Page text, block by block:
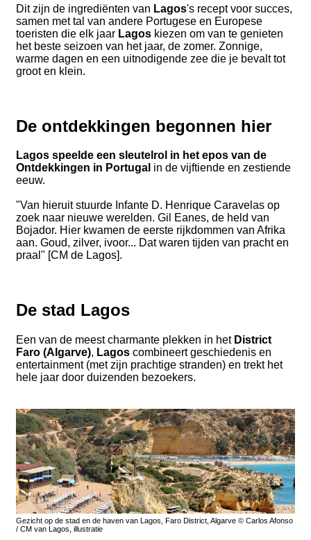
Dit zijn de ingrediënten van Lagos's recept voor succes,
samen met tal van andere Portugese en Europese
toeristen die elk jaar Lagos kiezen om van te genieten
het beste seizoen van het jaar, de zomer. Zonnige,
warme dagen en een uitnodigende zee die je bevalt tot
groot en klein.
De ontdekkingen begonnen hier
Lagos speelde een sleutelrol in het epos van de
Ontdekkingen in Portugal in de vijftiende en zestiende
eeuw.
"Van hieruit stuurde Infante D. Henrique Caravelas op
zoek naar nieuwe werelden. Gil Eanes, de held van
Bojador. Hier kwamen de eerste rijkdommen van Afrika
aan. Goud, zilver, ivoor... Dat waren tijden van pracht en
praal" [CM de Lagos].
De stad Lagos
Een van de meest charmante plekken in het District
Faro (Algarve), Lagos combineert geschiedenis en
entertainment (met zijn prachtige stranden) en trekt het
hele jaar door duizenden bezoekers.
Gezicht op de stad en de haven van Lagos, Faro District, Algarve © Carlos Afonso
/ CM van Lagos, illustratie